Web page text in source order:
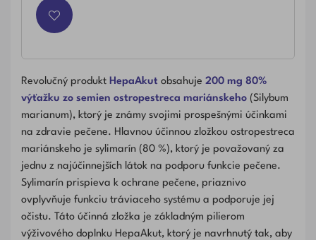
Revolučný produkt HepaAkut obsahuje 200 mg 80%
výťažku zo semien ostropestreca mariánskeho (Silybum
marianum), ktorý je známy svojimi prospešnými účinkami
na zdravie pečene. Hlavnou účinnou zložkou ostropestreca
mariánskeho je sylimarín (80 %), ktorý je považovaný za
jednu z najúčinnejších látok na podporu funkcie pečene.
Sylimarín prispieva k ochrane pečene, priaznivo
ovplyvňuje funkciu tráviaceho systému a podporuje jej
očistu. Táto účinná zložka je základným pilierom
výživového doplnku HepaAkut, ktorý je navrhnutý tak, aby